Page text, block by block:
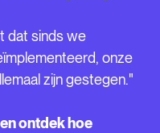
dat sinds we
onze
zijn gestegen."
ontdek hoe